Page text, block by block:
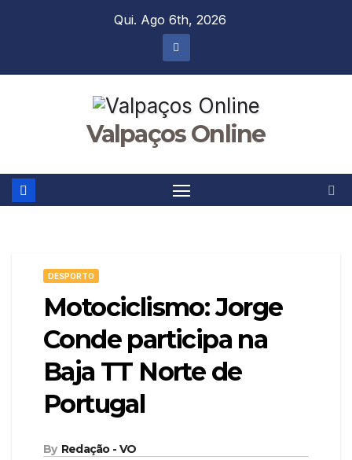
Qui. Ago 6th, 2026
Valpaços Online
DESPORTO
Motociclismo: Jorge
Conde participa na
Baja TT Norte de
Portugal
By Redação - VO